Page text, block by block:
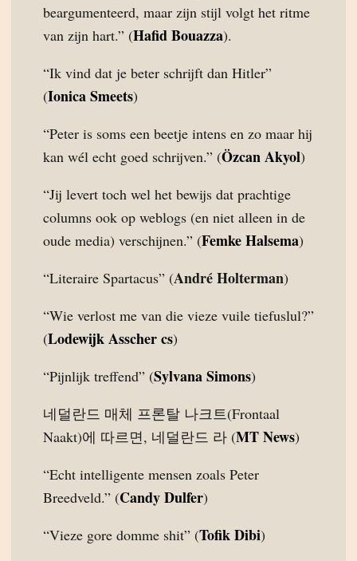
beargumenteerd, maar zijn stijl volgt het ritme
van zijn hart.” (Hafid Bouazza).
“Ik vind dat je beter schrijft dan Hitler”
(Ionica Smeets)
“Peter is soms een beetje intens en zo maar hij
kan wél echt goed schrijven.” (Özcan Akyol)
“Jij levert toch wel het bewijs dat prachtige
columns ook op weblogs (en niet alleen in de
oude media) verschijnen.” (Femke Halsema)
“Literaire Spartacus” (André Holterman)
“Wie verlost me van die vieze vuile tiefuslul?”
(Lodewijk Asscher cs)
“Pijnlijk treffend” (Sylvana Simons)
네덜란드 매체 프론탈 나크트(Frontaal
Naakt)에 따르면, 네덜란드 라 (MT News)
“Echt intelligente mensen zoals Peter
Breedveld.” (Candy Dulfer)
“Vieze gore domme shit” (Tofik Dibi)